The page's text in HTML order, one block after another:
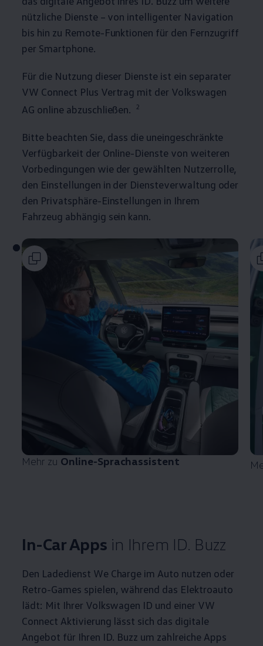
nützliche Dienste – von intelligenter Navigation
bis hin zu Remote-Funktionen für den Fernzugriff
per Smartphone.
Für die Nutzung dieser Dienste ist ein separater
VW Connect Plus Vertrag mit der Volkswagen
AG online abzuschließen.
2
Bitte beachten Sie, dass die uneingeschränkte
Verfügbarkeit der Online-Dienste von weiteren
Vorbedingungen wie der gewählten Nutzerrolle,
den Einstellungen in der Diensteverwaltung oder
den Privatsphäre-Einstellungen in Ihrem
Fahrzeug abhängig sein kann.
Mehr zu Online-Sprachassistent
In-Car Apps in Ihrem ID. Buzz
Den Ladedienst We Charge im Auto nutzen oder
Retro-Games spielen, während das Elektroauto
lädt: Mit Ihrer Volkswagen ID und einer VW
Connect Aktivierung lässt sich das digitale
Angebot für Ihren ID. Buzz um zahlreiche Apps